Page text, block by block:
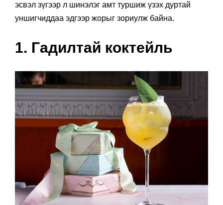
эсвэл зүгээр л шинэлэг амт туршиж үзэх дуртай
уншигчиддаа эдгээр жорыг зориулж байна.
1. Гадилтай коктейль